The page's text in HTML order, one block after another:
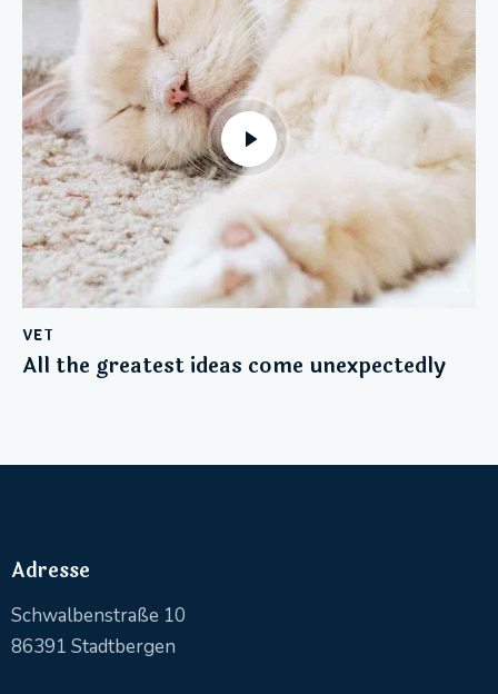
VET
All the greatest ideas come unexpectedly
Adresse
Schwalbenstraße 10
86391 Stadtbergen